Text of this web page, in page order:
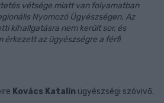
vétsége miatt van folyamatban
Nyomozó Ügyészségen. Az
kihallgatásra nem került sor, és
érkezett az ügyészségre a férfi
Kovács Katalin ügyészségi szóvivő.